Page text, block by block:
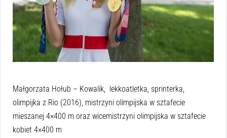
Małgorzata Hołub – Kowalik, lekkoatletka, sprinterka,
olimpijka z Rio (2016), mistrzyni olimpijska w sztafecie
mieszanej 4×400 m oraz wicemistrzyni olimpijska w sztafecie
kobiet 4×400 m